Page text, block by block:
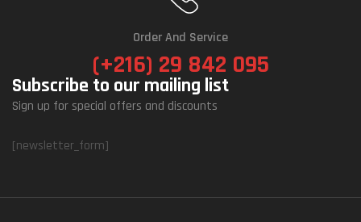
Order And Service
(+216) 29 842 095
Subscribe to our mailing list
Sign up for special offers and discounts
[newsletter_form]